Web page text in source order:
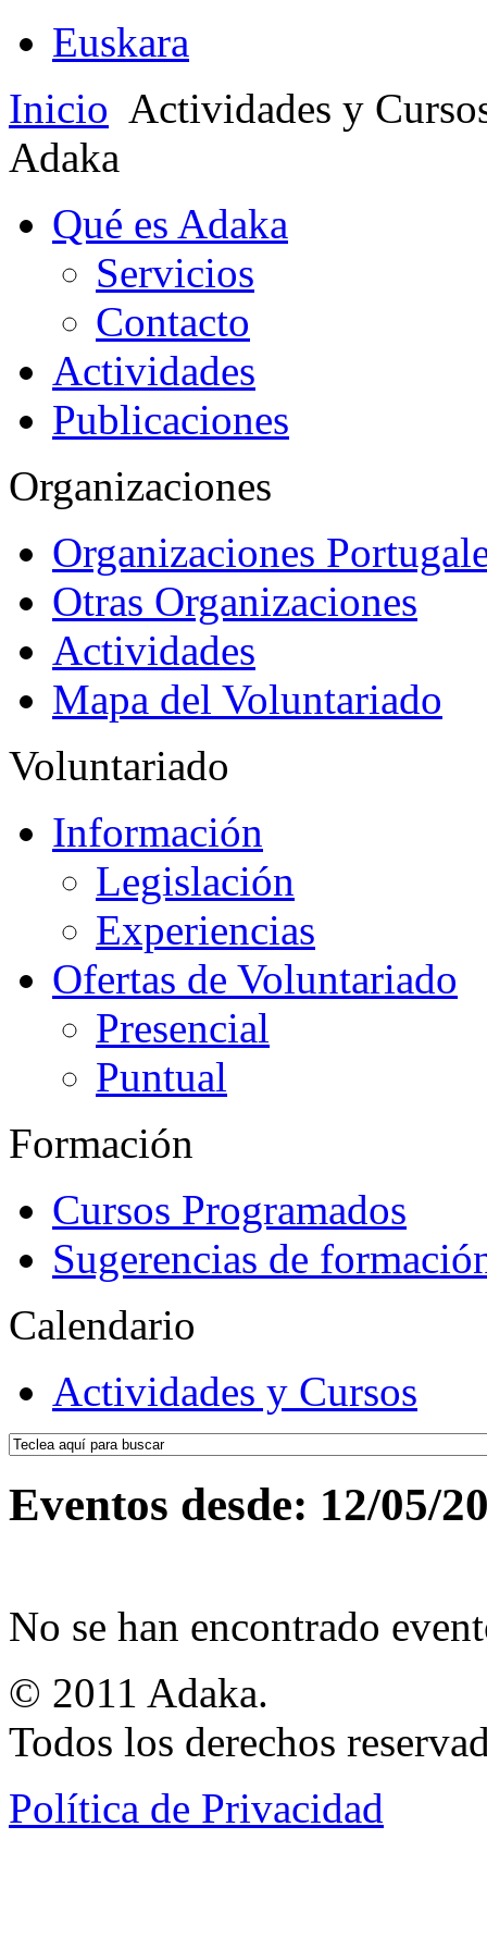
Euskara
Inicio Actividades y
Adaka
Qué es Adaka
Servicios
Contacto
Actividades
Publicaciones
Organizaciones
Organizaciones
Otras Organizaciones
Actividades
Mapa del Voluntariado
Voluntariado
Información
Legislación
Experiencias
Ofertas de Voluntariado
Presencial
Puntual
Formación
Cursos Programados
Sugerencias de
Calendario
Actividades y Cursos
Eventos desde: 12/05/
No se han encontrado
© 2011 Adaka.
Todos los derechos
Política de Privacidad